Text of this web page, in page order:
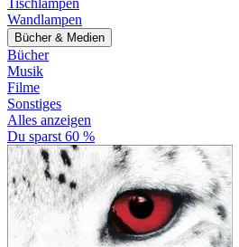
Tischlampen
Wandlampen
Bücher & Medien
Bücher
Musik
Filme
Sonstiges
Alles anzeigen
Du sparst 60 %